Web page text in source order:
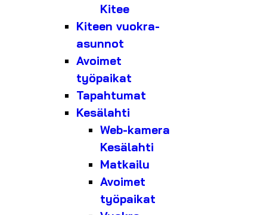
Kitee
Kiteen vuokra-
asunnot
Avoimet
työpaikat
Tapahtumat
Kesälahti
Web-kamera
Kesälahti
Matkailu
Avoimet
työpaikat